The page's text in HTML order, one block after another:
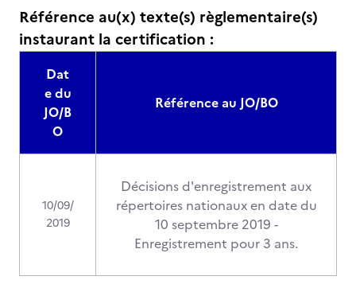
Référence au(x) texte(s) règlementaire(s)
instaurant la certification :
Dat
e du
JO/B
O
Référence au JO/BO
10/09/
2019
Décisions d'enregistrement aux
répertoires nationaux en date du
10 septembre 2019 -
Enregistrement pour 3 ans.